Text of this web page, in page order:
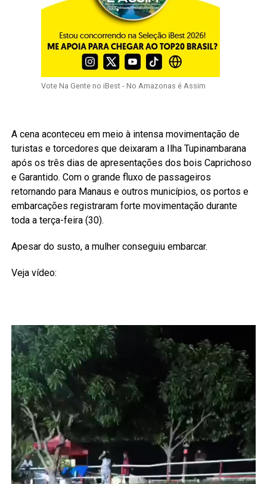
Vote Na Gente no iBest - No Amazonas é Assim
A cena aconteceu em meio à intensa movimentação de
turistas e torcedores que deixaram a Ilha Tupinambarana
após os três dias de apresentações dos bois Caprichoso
e Garantido. Com o grande fluxo de passageiros
retornando para Manaus e outros municípios, os portos e
embarcações registraram forte movimentação durante
toda a terça-feira (30).
Apesar do susto, a mulher conseguiu embarcar.
Veja vídeo: